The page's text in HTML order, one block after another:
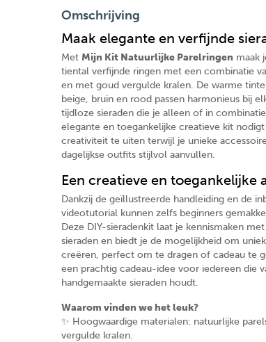
Omschrijving
Maak elegante en verfijnde
Met Mijn Kit Natuurlijke Parelringen maak
tiental verfijnde ringen met een combinatie
en met goud vergulde kralen. De warme
beige, bruin en rood passen harmonieus bij
tijdloze sieraden die je alleen of in
elegante en toegankelijke creatieve kit
creativiteit te uiten terwijl je unieke
dagelijkse outfits stijlvol aanvullen.
Een creatieve en toegankelijke
Dankzij de geïllustreerde handleiding en de
videotutorial kunnen zelfs beginners
Deze DIY-sieradenkit laat je kennismaken
sieraden en biedt je de mogelijkheid om
creëren, perfect om te dragen of cadeau te
een prachtig cadeau-idee voor iedereen die
handgemaakte sieraden houdt.
Waarom vinden we het leuk?
✨ Hoogwaardige materialen: natuurlijke
vergulde kralen.